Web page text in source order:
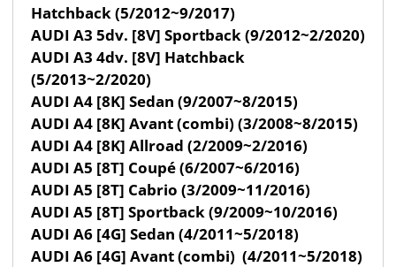
Hatchback (5/2012~9/2017)
AUDI A3 5dv. [8V] Sportback (9/2012~2/2020)
AUDI A3 4dv. [8V] Hatchback
(5/2013~2/2020)
AUDI A4 [8K] Sedan (9/2007~8/2015)
AUDI A4 [8K] Avant (combi) (3/2008~8/2015)
AUDI A4 [8K] Allroad (2/2009~2/2016)
AUDI A5 [8T] Coupé (6/2007~6/2016)
AUDI A5 [8T] Cabrio (3/2009~11/2016)
AUDI A5 [8T] Sportback (9/2009~10/2016)
AUDI A6 [4G] Sedan (4/2011~5/2018)
AUDI A6 [4G] Avant (combi) (4/2011~5/2018)